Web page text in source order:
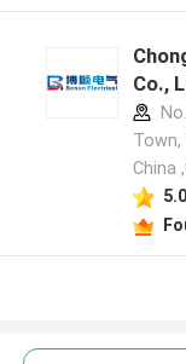
Co.,
Town,
China
5.0